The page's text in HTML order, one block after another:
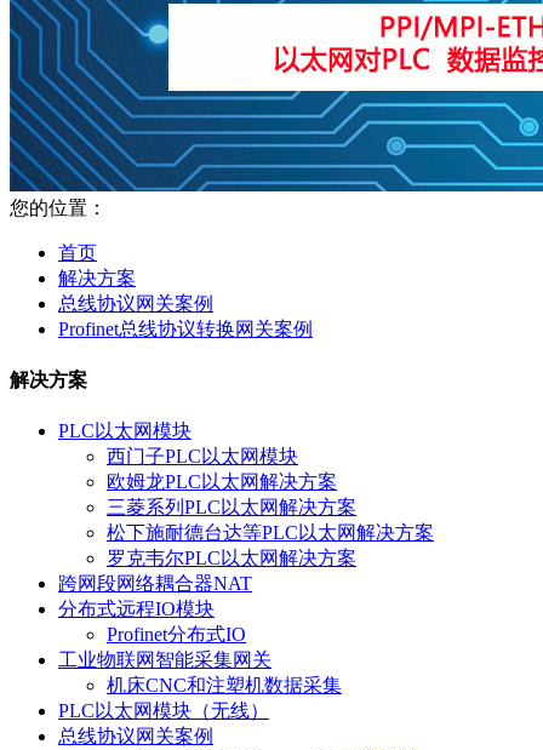
您的位置：
首页
解决方案
总线协议网关案例
Profinet总线协议转换网关案例
解决方案
PLC以太网模块
西门子PLC以太网模块
欧姆龙PLC以太网解决方案
三菱系列PLC以太网解决方案
松下施耐德台达等PLC以太网解决方案
罗克韦尔PLC以太网解决方案
跨网段网络耦合器NAT
分布式远程IO模块
Profinet分布式IO
工业物联网智能采集网关
机床CNC和注塑机数据采集
PLC以太网模块（无线）
总线协议网关案例